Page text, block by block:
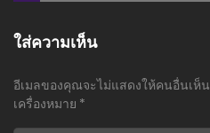
ใส่ความเห็น
อีเมลของคุณจะไม่แสดงให้คนอื่นเห็น
เครื่องหมาย *